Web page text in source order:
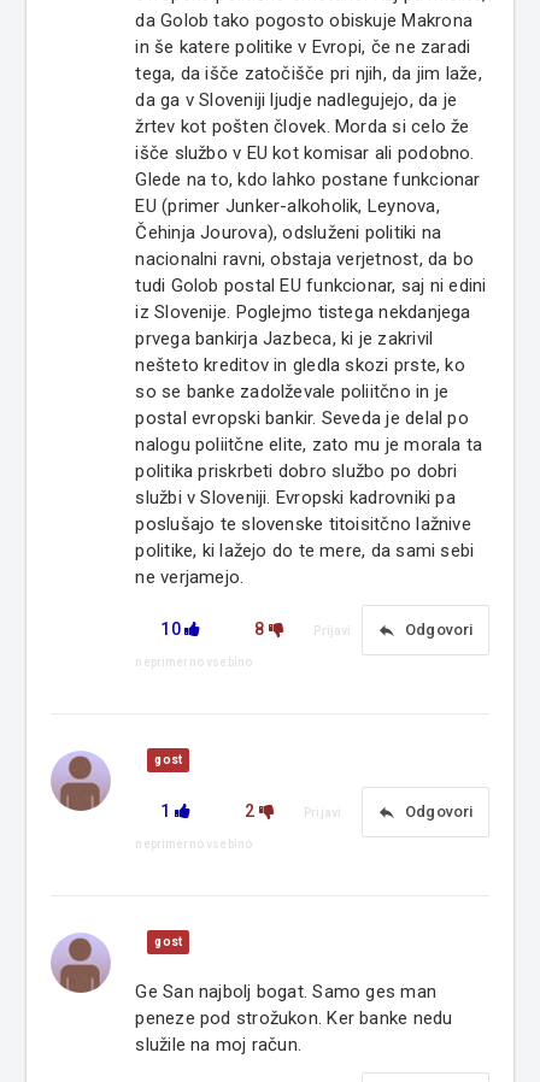
da Golob tako pogosto obiskuje Makrona
in še katere politike v Evropi, če ne zaradi
tega, da išče zatočišče pri njih, da jim laže,
da ga v Sloveniji ljudje nadlegujejo, da je
žrtev kot pošten človek. Morda si celo že
išče službo v EU kot komisar ali podobno.
Glede na to, kdo lahko postane funkcionar
EU (primer Junker-alkoholik, Leynova,
Čehinja Jourova), odsluženi politiki na
nacionalni ravni, obstaja verjetnost, da bo
tudi Golob postal EU funkcionar, saj ni edini
iz Slovenije. Poglejmo tistega nekdanjega
prvega bankirja Jazbeca, ki je zakrivil
nešteto kreditov in gledla skozi prste, ko
so se banke zadolževale poliitčno in je
postal evropski bankir. Seveda je delal po
nalogu poliitčne elite, zato mu je morala ta
politika priskrbeti dobro službo po dobri
službi v Sloveniji. Evropski kadrovniki pa
poslušajo te slovenske titoisitčno lažnive
politike, ki lažejo do te mere, da sami sebi
ne verjamejo.
10 8 reply Odgovori
Prijavi
neprimerno vsebino
gost
1 2 reply Odgovori
Prijavi
neprimerno vsebino
gost
Ge San najbolj bogat. Samo ges man
peneze pod strožukon. Ker banke nedu
služile na moj račun.